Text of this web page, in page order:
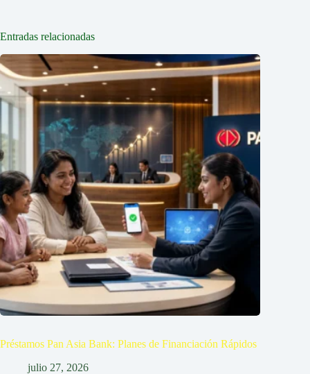
Entradas relacionadas
Préstamos Pan Asia Bank: Planes de Financiación Rápidos
julio 27, 2026